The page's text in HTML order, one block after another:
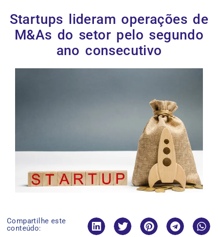
Startups lideram operações de
M&As do setor pelo segundo
ano consecutivo
Compartilhe este
conteúdo: